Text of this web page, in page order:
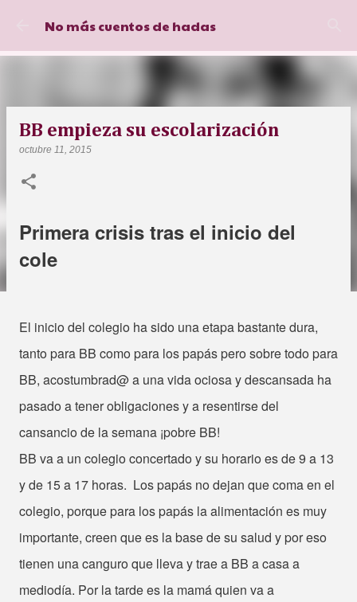
Ir al contenido principal
No más cuentos de hadas
BB empieza su escolarización
octubre 11, 2015
Primera crisis tras el inicio del
cole
El inicio del colegio ha sido una etapa bastante dura,
tanto para BB como para los papás pero sobre todo para
BB, acostumbrad@ a una vida ociosa y descansada ha
pasado a tener obligaciones y a resentirse del
cansancio de la semana ¡pobre BB!
BB va a un colegio concertado y su horario es de 9 a 13
y de 15 a 17 horas. Los papás no dejan que coma en el
colegio, porque para los papás la alimentación es muy
importante, creen que es la base de su salud y por eso
tienen una canguro que lleva y trae a BB a casa a
mediodía. Por la tarde es la mamá quien va a